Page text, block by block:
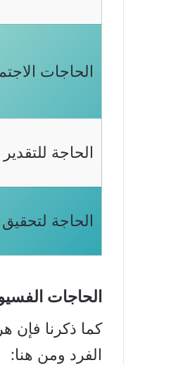
الحاجات
الحاجة للتقدير
الحاجة
الحاجات
كما ذكرنا فإن
الفرد ومن هنا: